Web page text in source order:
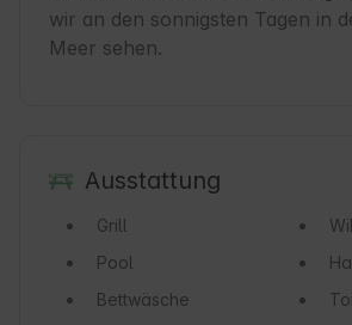
wir an den sonnigsten Tagen in
Meer sehen.
Ausstattung
Grill
Pool
Bettwäsche